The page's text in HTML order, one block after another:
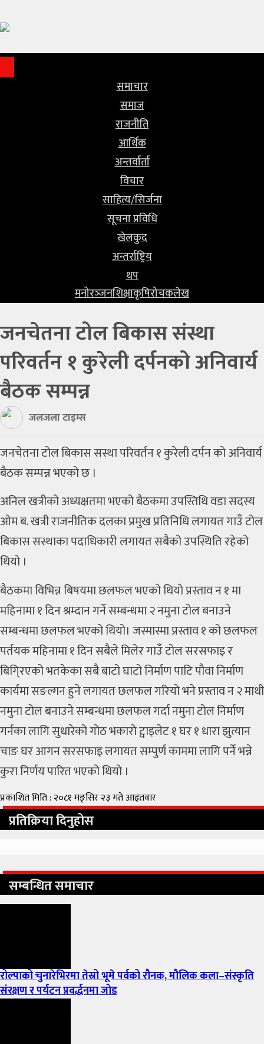
समाचार
समाज
राजनीति
आर्थिक
अन्तर्वार्ता
विचार
साहित्य/सिर्जना
सूचना प्रविधि
खेलकुद
अन्तर्राष्ट्रिय
थप
मनोरञ्‍जनशिक्षाकृषिरोचकलेख
समाज
खेलकुद
अन्तर्राष्ट्रिय
थप
मनोरञ्‍जन
शिक्षा
रोचक
जनचेतना टोल बिकास संस्था
परिवर्तन १ कुरेली दर्पनको अनिवार्य
बैठक सम्पन्न
जलजला टाइम्स
जनचेतना टोल बिकास सस्था परिवर्तन १ कुरेली दर्पन को अनिवार्य
बैठक सम्पन्न भएको छ ।
अनिल खत्रीको अध्यक्षतमा भएको बैठकमा उपस्तिथि वडा सदस्य
ओम ब. खत्री राजनीतिक दलका प्रमुख प्रतिनिधि लगायत गाउँ टोल
बिकास सस्थाका पदाधिकारी लगायत सबैको उपस्थिति रहेको
थियो ।
बैठकमा विभिन्न बिषयमा छलफल भएको थियो प्रस्ताव न १ मा
महिनामा १ दिन श्रम्दान गर्ने सम्बन्धमा २ नमुना टोल बनाउने
सम्बन्धमा छलफल भएको थियो। जस्मास्मा प्रस्ताव १ को छलफल
पर्तयक महिनामा १ दिन सबैले मिलेर गाउँ टोल सरसफाइ र
बिगि्रएको भतकेका सबै बाटो घाटो निर्माण पाटि पौवा निर्माण
कार्यमा सङल्गन हुने लगायत छलफल गरियो भने प्रस्ताव न २ माथी
नमुना टोल बनाउने सम्बन्धमा छलफल गर्दा नमुना टोल निर्माण
गर्नका लागि सुधारेको गोठ भकारो ट्वाइलेट १ घर १ धारा झुत्यान
चाङ घर आगन सरसफाइ लगायत सम्पुर्ण काममा लागि पर्ने भन्ने
कुरा निर्णय पारित भएको थियो ।
प्रकाशित मिति : २०८१ मङ्सिर २३ गते आइतवार
प्रतिक्रिया दिनुहोस
सम्बन्धित समाचार
रोल्पाको चुनारेभिरमा तेस्रो भूमे पर्वको रौनक, मौलिक कला–संस्कृति
संरक्षण र पर्यटन प्रवर्द्धनमा जोड